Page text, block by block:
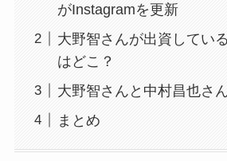
がInstagramを更新
大野智さんが出資してい
はどこ？
大野智さんと中村昌也さ
まとめ